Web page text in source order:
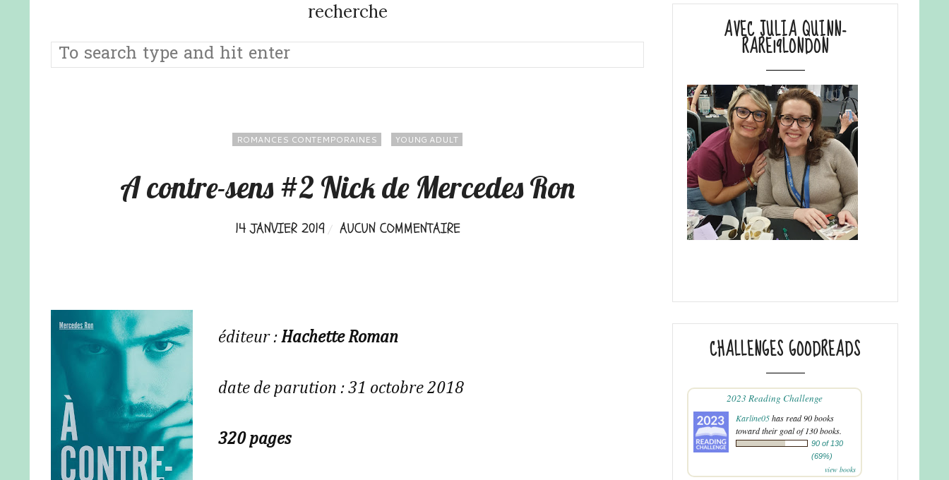
recherche
ROMANCES CONTEMPORAINES YOUNG ADULT
A contre-sens #2 Nick de Mercedes Ron
14 JANVIER 2019 AUCUN COMMENTAIRE
éditeur : Hachette Roman
date de parution : 31 octobre 2018
320 pages
AVEC JULIA QUINN-
RARE19LONDON
CHALLENGES GOODREADS
2023 Reading Challenge
Karline05has read 90 books
toward their goal of 130 books.
90 of 130
(69%)
view books